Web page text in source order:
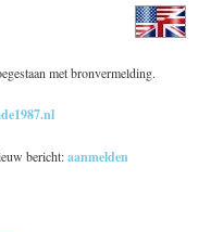
met bronvermelding.
bericht:aanmelden